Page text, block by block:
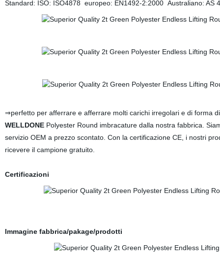
Standard: ISO: ISO4878 europeo: EN1492-2:2000 Australiano: AS
⇒perfetto per afferrare e afferrare molti carichi irregolari e di forma
WELLDONEPolyester Round imbracature dalla nostra fabbrica.
servizio OEM a prezzo scontato. Con la certificazione CE, i nostri
ricevere il campione gratuito.
Certificazioni
Immagine fabbrica/pakage/prodotti